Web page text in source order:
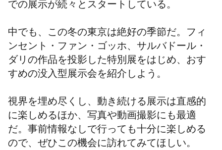
での展示が続々とスタートしている。
中でも、この冬の東京は絶好の季節だ。フィ
ンセント・ファン・ゴッホ、サルバドール・
ダリの作品を投影した特別展をはじめ、おす
すめの没入型展示会を紹介しよう。
視界を埋め尽くし、動き続ける展示は直感的
に楽しめるほか、写真や動画撮影にも最適
だ。事前情報なしで行っても十分に楽しめる
ので、ぜひこの機会に訪れてみてほしい。